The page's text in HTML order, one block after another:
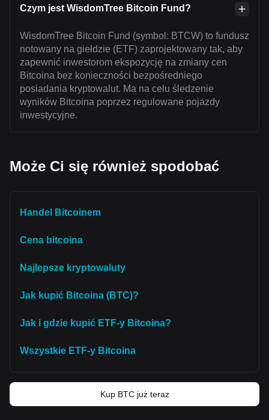
Czym jest WisdomTree Bitcoin Fund?
WisdomTree Bitcoin Fund (symbol: BTCW) to fundusz
notowany na giełdzie (ETF) zaprojektowany tak, aby
zapewnić inwestorom ekspozycję na zmiany cen
Bitcoina bez konieczności bezpośredniego
posiadania kryptowalut. Ma na celu śledzenie
wyników Bitcoina poprzez regulowane pojazdy
inwestycyjne.
Może Ci się również spodobać
Handel Bitcoinem
Cena bitcoina
Najlepsze kryptowaluty
Jak kupić Bitcoina (BTC)?
Jak i gdzie kupić ETF-y Bitcoina?
Wszystkie ETF-y Bitcoina
Kup BTC już teraz